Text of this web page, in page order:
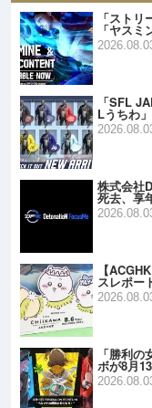
「スト
「ヤス
「SFL
Lうちわ
株式会社
死去、享
【
スレポー
「勝利
ボが8月